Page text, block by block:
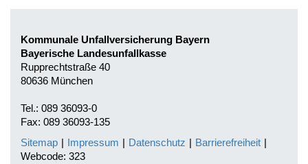
Kommunale Unfallversicherung Bayern
Bayerische Landesunfallkasse
Rupprechtstraße 40
80636 München
Tel.: 089 36093-0
Fax: 089 36093-135
Sitemap | Impressum | Datenschutz | Barrierefreiheit |
Webcode: 323